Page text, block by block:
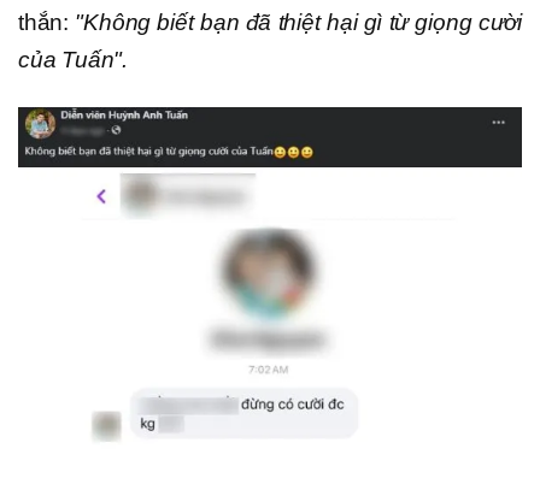
thắn: "Không biết bạn đã thiệt hại gì từ giọng cười
của Tuấn".